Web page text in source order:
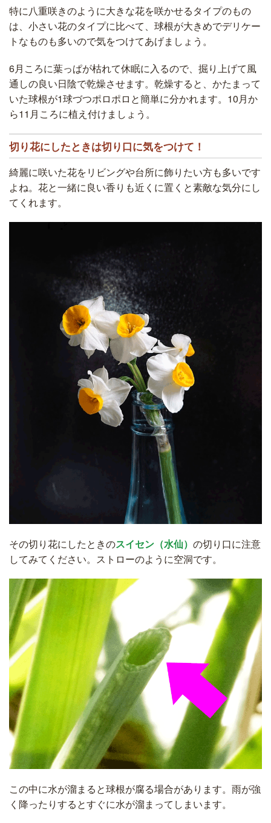
特に八重咲きのように大きな花を咲かせるタイプのもの
は、小さい花のタイプに比べて、球根が大きめでデリケー
トなものも多いので気をつけてあげましょう。
6月ころに葉っぱが枯れて休眠に入るので、掘り上げて風
通しの良い日陰で乾燥させます。乾燥すると、かたまって
いた球根が1球づつポロポロと簡単に分かれます。10月か
ら11月ころに植え付けましょう。
切り花にしたときは切り口に気をつけて！
綺麗に咲いた花をリビングや台所に飾りたい方も多いです
よね。花と一緒に良い香りも近くに置くと素敵な気分にし
てくれます。
その切り花にしたときのスイセン（水仙） の切り口に注意
してみてください。ストローのように空洞です。
この中に水が溜まると球根が腐る場合があります。雨が強
く降ったりするとすぐに水が溜まってしまいます。